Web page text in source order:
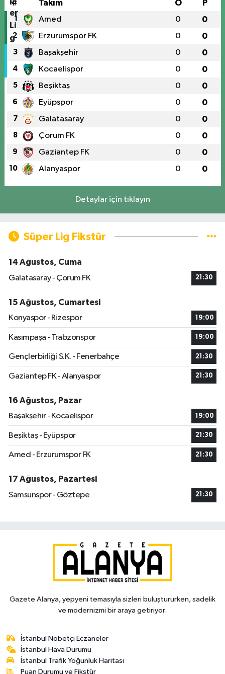
# Takım O P
1 Amed 0 0
2 Erzurumspor FK 0 0
3 Başakşehir 0 0
4 Kocaelispor 0 0
5 Beşiktaş 0 0
6 Eyüpspor 0 0
7 Galatasaray 0 0
8 Çorum FK 0 0
9 Gaziantep FK 0 0
10 Alanyaspor 0 0
Detaylar için tıklayın
Süper Lig Fikstür
14 Ağustos, Cuma
Galatasaray - Çorum FK
21:30
15 Ağustos, Cumartesi
Konyaspor - Rizespor
19:00
Kasımpaşa - Trabzonspor 19:00
Gençlerbirliği S.K. - Fenerbahçe 21:30
Gaziantep FK - Alanyaspor 21:30
16 Ağustos, Pazar
Başakşehir - Kocaelispor
19:00
Beşiktaş - Eyüpspor 21:30
Amed - Erzurumspor FK 21:30
17 Ağustos, Pazartesi
Samsunspor - Göztepe
21:30
Gazete Alanya, yepyeni temasıyla sizleri buluştururken, sadelik
ve modernizmi bir araya getiriyor.
İstanbul Nöbetçi Eczaneler
İstanbul Hava Durumu
İstanbul Trafik Yoğunluk Haritası
Puan Durumu ve Fikstür